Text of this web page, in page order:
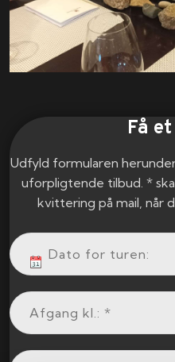
Få
Udfyld formularen
uforpligtende tilbud. *
kvittering på mail, når